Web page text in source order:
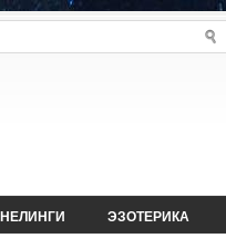
ЭЗОТЕРИКА